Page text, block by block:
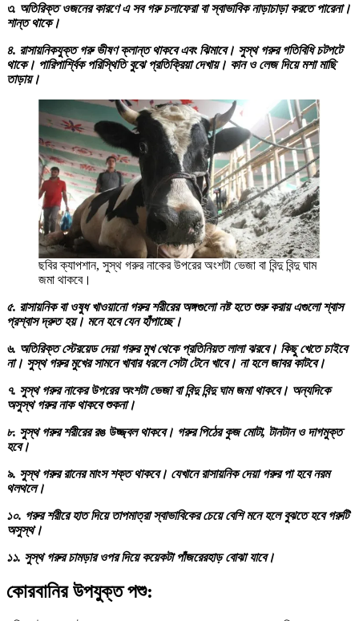
৩. অতিরিক্ত ওজনের কারণে এ সব গরু চলাফেরা বা স্বাভাবিক নাড়াচাড়া করতে পারেনা।
শান্ত থাকে।
৪. রাসায়নিকযুক্ত গরু ভীষণ ক্লান্ত থাকবে এবং ঝিমাবে। সুস্থ গরুর গতিবিধি চটপটে
থাকে। পারিপার্শ্বিক পরিস্থিতি বুঝে প্রতিক্রিয়া দেখায়। কান ও লেজ দিয়ে মশা মাছি
তাড়ায়।
ছবির ক্যাপশান, সুস্থ গরুর নাকের উপরের অংশটা ভেজা বা বিন্দু বিন্দু ঘাম
জমা থাকবে।
৫. রাসায়নিক বা ওষুধ খাওয়ানো গরুর শরীরের অঙ্গগুলো নষ্ট হতে শুরু করায় এগুলো শ্বাস
প্রশ্বাস দ্রুত হয়। মনে হবে যেন হাঁপাচ্ছে।
৬. অতিরিক্ত স্টেরয়েড দেয়া গরুর মুখ থেকে প্রতিনিয়ত লালা ঝরবে। কিছু খেতে চাইবে
না। সুস্থ গরুর মুখের সামনে খাবার ধরলে সেটা টেনে খাবে। না হলে জাবর কাটবে।
৭. সুস্থ গরুর নাকের উপরের অংশটা ভেজা বা বিন্দু বিন্দু ঘাম জমা থাকবে। অন্যদিকে
অসুস্থ গরুর নাক থাকবে শুকনা।
৮. সুস্থ গরুর শরীরের রঙ উজ্জ্বল থাকবে। গরুর পিঠের কুজ মোটা, টানটান ও দাগমুক্ত
হবে।
৯. সুস্থ গরুর রানের মাংস শক্ত থাকবে। যেখানে রাসায়নিক দেয়া গরুর পা হবে নরম
থলথলে।
১০. গরুর শরীরে হাত দিয়ে তাপমাত্রা স্বাভাবিকের চেয়ে বেশি মনে হলে বুঝতে হবে গরুটি
অসুস্থ।
১১. সুস্থ গরুর চামড়ার ওপর দিয়ে কয়েকটা পাঁজরেরহাড় বোঝা যাবে।
কোরবানির উপযুক্ত পশু: